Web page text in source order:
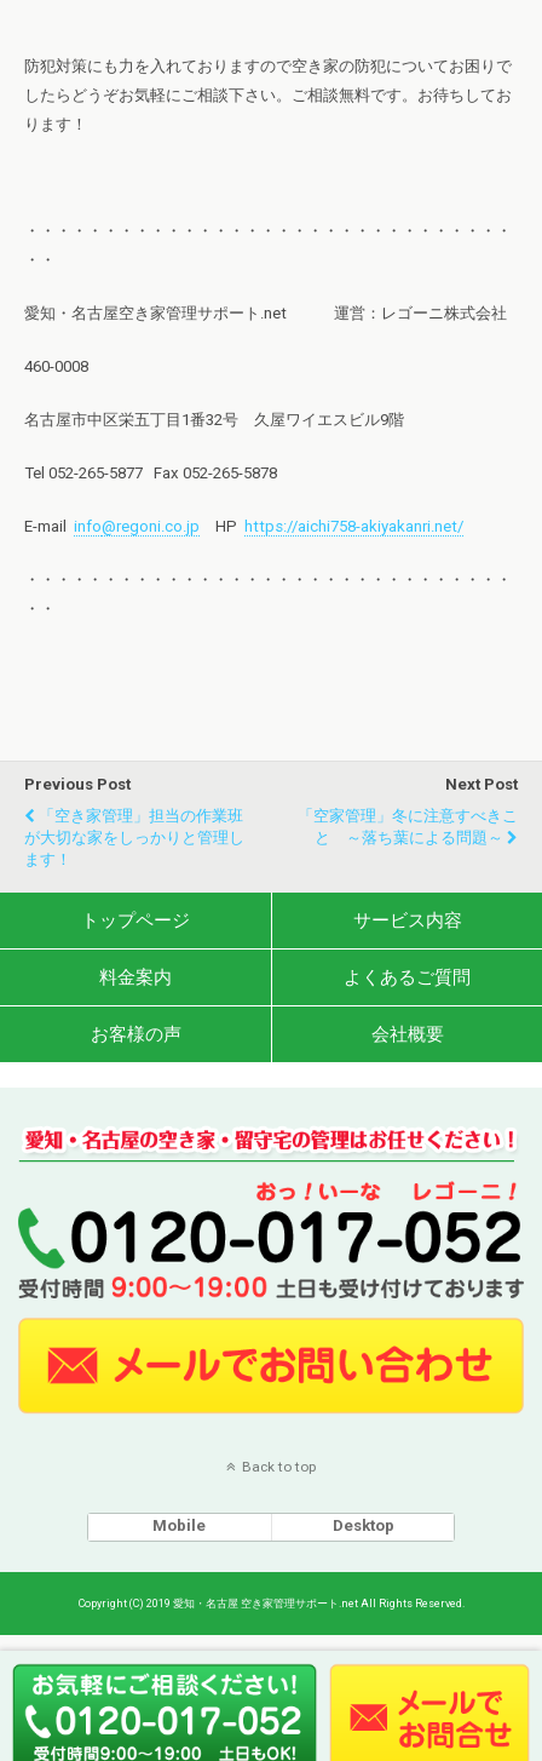
防犯対策にも力を入れておりますので空き家の防犯についてお困りで
したらどうぞお気軽にご相談下さい。ご相談無料です。お待ちしてお
ります！
・・・・・・・・・・・・・・・・・・・・・・・・・・・・・・・
・・
愛知・名古屋空き家管理サポート.net 運営：レゴーニ株式会社
460-0008
名古屋市中区栄五丁目1番32号 久屋ワイエスビル9階
Tel 052-265-5877 Fax 052-265-5878
E-mail info@regoni.co.jp HP https://aichi758-akiyakanri.net/
・・・・・・・・・・・・・・・・・・・・・・・・・・・・・・・
・・
Previous Post
「空き家管理」担当の作業班
が大切な家をしっかりと管理し
ます！
Next Post
「空家管理」冬に注意すべきこ
と ～落ち葉による問題～
トップページ サービス内容
料金案内 よくあるご質問
お客様の声 会社概要
Back to top
Mobile Desktop
Copyright (C) 2019 愛知・名古屋 空き家管理サポート.net All Rights Reserved.